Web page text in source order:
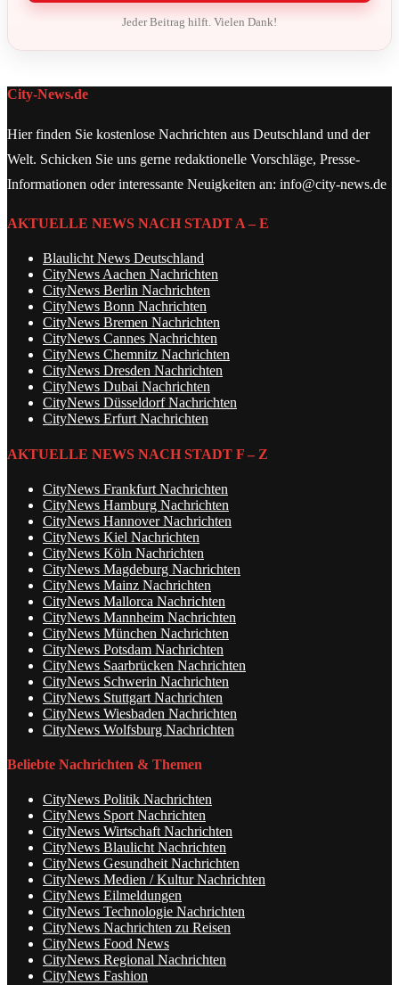
Jeder Beitrag hilft. Vielen Dank!
City-News.de
Hier finden Sie kostenlose Nachrichten aus Deutschland und der
Welt. Schicken Sie uns gerne redaktionelle Vorschläge, Presse-
Informationen oder interessante Neuigkeiten an: info@city-news.de
AKTUELLE NEWS NACH STADT A – E
Blaulicht News Deutschland
CityNews Aachen Nachrichten
CityNews Berlin Nachrichten
CityNews Bonn Nachrichten
CityNews Bremen Nachrichten
CityNews Cannes Nachrichten
CityNews Chemnitz Nachrichten
CityNews Dresden Nachrichten
CityNews Dubai Nachrichten
CityNews Düsseldorf Nachrichten
CityNews Erfurt Nachrichten
AKTUELLE NEWS NACH STADT F – Z
CityNews Frankfurt Nachrichten
CityNews Hamburg Nachrichten
CityNews Hannover Nachrichten
CityNews Kiel Nachrichten
CityNews Köln Nachrichten
CityNews Magdeburg Nachrichten
CityNews Mainz Nachrichten
CityNews Mallorca Nachrichten
CityNews Mannheim Nachrichten
CityNews München Nachrichten
CityNews Potsdam Nachrichten
CityNews Saarbrücken Nachrichten
CityNews Schwerin Nachrichten
CityNews Stuttgart Nachrichten
CityNews Wiesbaden Nachrichten
CityNews Wolfsburg Nachrichten
Beliebte Nachrichten & Themen
CityNews Politik Nachrichten
CityNews Sport Nachrichten
CityNews Wirtschaft Nachrichten
CityNews Blaulicht Nachrichten
CityNews Gesundheit Nachrichten
CityNews Medien / Kultur Nachrichten
CityNews Eilmeldungen
CityNews Technologie Nachrichten
CityNews Nachrichten zu Reisen
CityNews Food News
CityNews Regional Nachrichten
CityNews Fashion